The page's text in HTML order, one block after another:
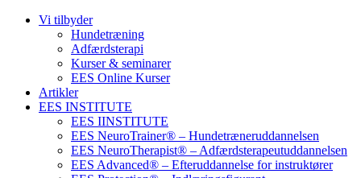
Vi tilbyder
Hundetræning
Adfærdsterapi
Kurser & seminarer
EES Online Kurser
Artikler
EES INSTITUTE
EES IINSTITUTE
EES NeuroTrainer® – Hundetræneruddannelsen
EES NeuroTherapist® – Adfærdsterapeutuddannelsen
EES Advanced® – Efteruddannelse for instruktører